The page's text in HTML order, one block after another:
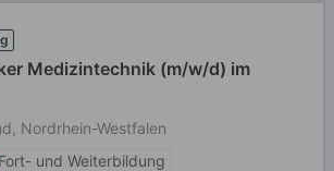
Medizintechnik (m/w/d) im
Nordrhein-Westfalen
Fort- und Weiterbildung